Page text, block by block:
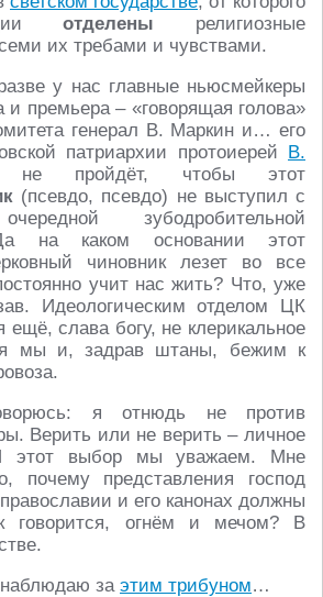
отделены религиозные
их требами и чувствами.
у нас главные ньюсмейкеры
и премьера – «говорящая голова»
генерал В. Маркин и… его
патриархии протоиерей В.
пройдёт, чтобы этот
(псевдо, псевдо) не выступил с
зубодробительной
на каком основании этот
чиновник лезет во все
учит нас жить? Что, уже
Идеологическим отделом ЦК
слава богу, не клерикальное
мы и, задрав штаны, бежим к
я отнюдь не против
Верить или не верить – личное
этот выбор мы уважаем. Мне
почему представления господ
и его канонах должны
говорится, огнём и мечом? В
за этим трибуном…